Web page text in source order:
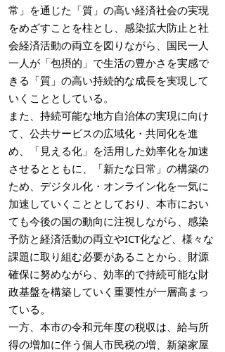
常」を通じた「質」の高い経済社会の実現
をめざすことを柱とし、感染拡大防止と社
会経済活動の両立を図りながら、国民一人
一人が「包摂的」で生活の豊かさを実感で
きる「質」の高い持続的な成長を実現して
いくこととしている。
また、持続可能な地方自治体の実現に向け
て、公共サービスの広域化・共同化を進
め、「見える化」を活用した効率化を加速
させるとともに、「新たな日常」の構築の
ため、デジタル化・オンライン化を一気に
加速していくこととしており、本市におい
ても今後の国の動向に注視しながら、感染
予防と経済活動の両立やICT化など、様々な
課題に取り組む必要があることから、財源
確保に努めながら、効率的で持続可能な財
政基盤を構築していく重要性が一層高まっ
ている。
一方、本市の令和元年度の税収は、給与所
得の増加に伴う個人市民税の増、新築家屋